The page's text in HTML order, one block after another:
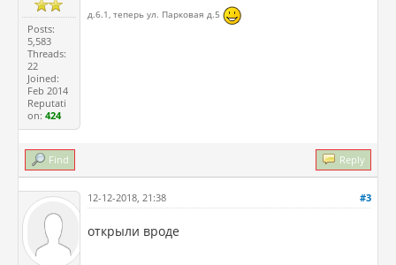
Posts:
5,583
Threads:
22
Joined:
Feb 2014
Reputati
on:424
д.6.1, теперь ул. Парковая д.5
Find Reply
#3
12-12-2018, 21:38
открыли вроде